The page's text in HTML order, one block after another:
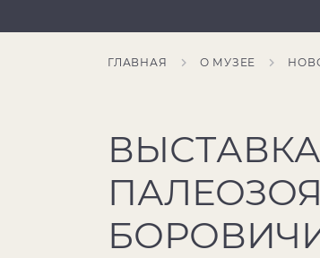
ГЛАВНАЯ О МУЗЕЕ